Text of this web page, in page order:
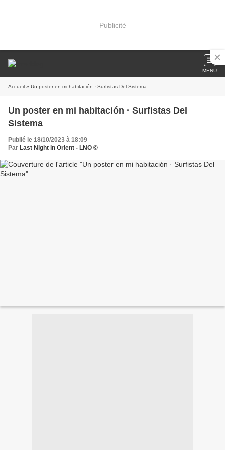
Publicité
MENU
Accueil » Un poster en mi habitación · Surfistas Del Sistema
Un poster en mi habitación · Surfistas Del
Sistema
Publié le 18/10/2023 à 18:09
Par Last Night in Orient - LNO ©